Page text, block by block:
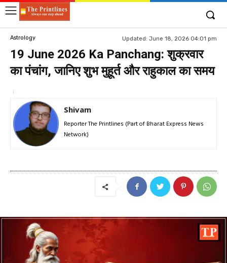
Astrology Updated: June 18, 2026 04:01 pm
19 June 2026 Ka Panchang: शुक्रवार
का पंचांग, जानिए शुभ मुहूर्त और राहुकाल का समय
Shivam
Reporter The Printlines (Part of Bharat Express News
Network)